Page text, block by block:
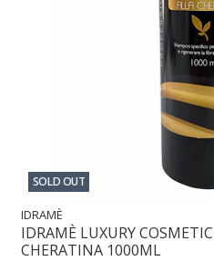
SOLD OUT
IDRAMÈ
IDRAMÈ LUXURY
CHERATINA 1000ML